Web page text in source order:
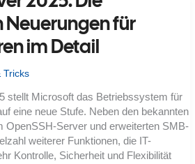
für
im Detail
Tricks
stellt Microsoft das Betriebssystem für
eine neue Stufe. Neben den bekannten
OpenSSH-Server und erweiterten SMB-
weiterer Funktionen, die IT-
Kontrolle, Sicherheit und Flexibilität